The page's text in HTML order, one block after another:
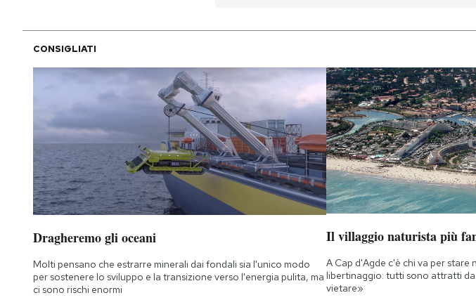
CONSIGLIATI
Dragheremo gli oceani
Molti pensano che estrarre minerali dai fondali sia l'unico modo
per sostenere lo sviluppo e la transizione verso l'energia pulita, ma
ci sono rischi enormi
Il villaggio naturista più
A Cap d'Agde c'è chi va per stare
libertinaggio: tutti sono attratti
vietare»